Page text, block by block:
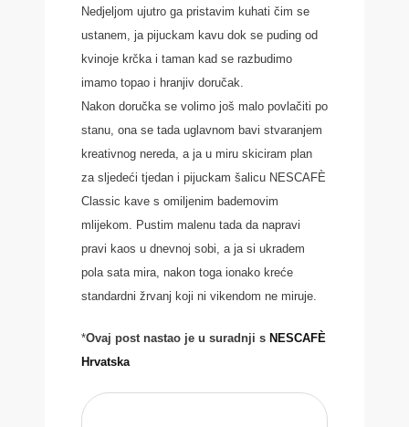
Nedjeljom ujutro ga pristavim kuhati čim se
ustanem, ja pijuckam kavu dok se puding od
kvinoje krčka i taman kad se razbudimo
imamo topao i hranjiv doručak.
Nakon doručka se volimo još malo povlačiti po
stanu, ona se tada uglavnom bavi stvaranjem
kreativnog nereda, a ja u miru skiciram plan
za sljedeći tjedan i pijuckam šalicu NESCAFÈ
Classic kave s omiljenim bademovim
mlijekom. Pustim malenu tada da napravi
pravi kaos u dnevnoj sobi, a ja si ukradem
pola sata mira, nakon toga ionako kreće
standardni žrvanj koji ni vikendom ne miruje.
*Ovaj post nastao je u suradnji s NESCAFÈ
Hrvatska